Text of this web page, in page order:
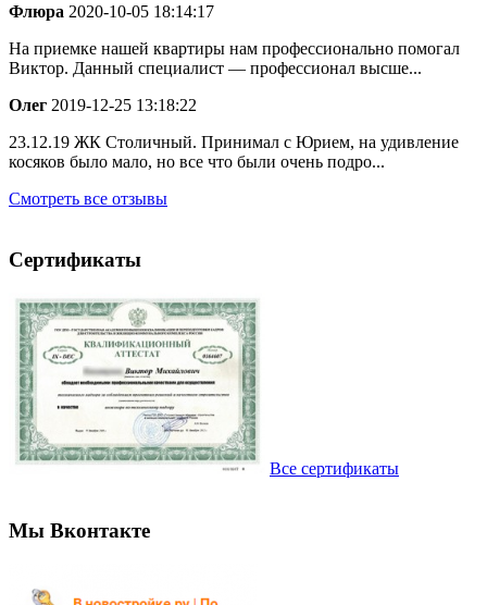
Флюра 2020-10-05 18:14:17
На приемке нашей квартиры нам профессионально помогал
Виктор. Данный специалист — профессионал высше...
Олег 2019-12-25 13:18:22
23.12.19 ЖК Столичный. Принимал с Юрием, на удивление
косяков было мало, но все что были очень подро...
Смотреть все отзывы
Сертификаты
Все сертификаты
Мы Вконтакте